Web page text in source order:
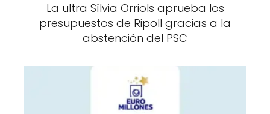
La ultra Sílvia Orriols aprueba los
presupuestos de Ripoll gracias a la
abstención del PSC